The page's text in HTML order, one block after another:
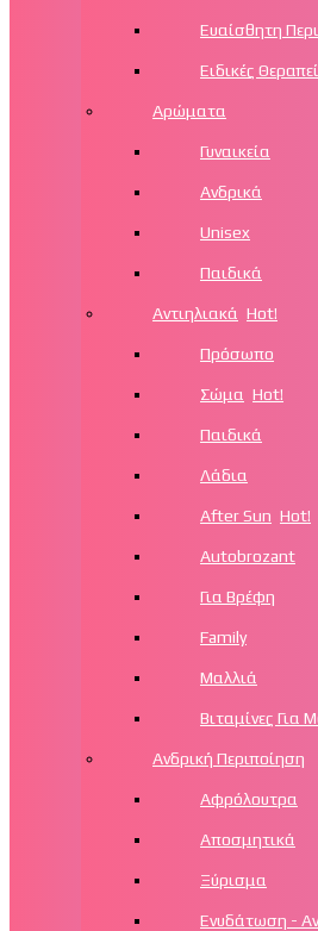
Ευαίσθητη
Ειδικές
Αρώματα
Γυναικεία
Ανδρικά
Unisex
Παιδικά
Αντιηλιακά Hot!
Πρόσωπο
Σώμα Hot!
Παιδικά
Λάδια
After Sun Hot!
Autobrozant
Για Βρέφη
Family
Μαλλιά
Βιταμίνες Για
Ανδρική Περιποίηση
Αφρόλουτρα
Αποσμητικά
Ξύρισμα
Ενυδάτωση -